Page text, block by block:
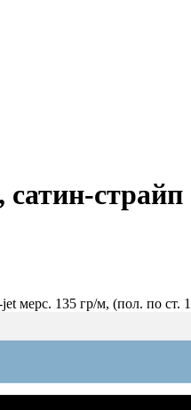
мерс. 135 гр/м, (пол. по ст.